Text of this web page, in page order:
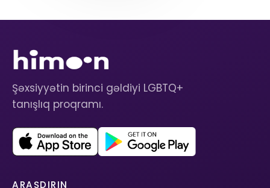
Şəxsiyyətin birinci gəldiyi LGBTQ+
tanışlıq proqramı.
ARAŞDIRIN